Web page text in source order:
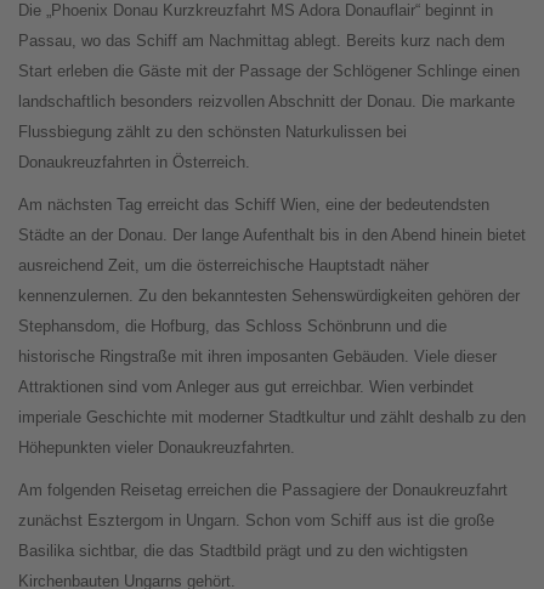
Die „Phoenix Donau Kurzkreuzfahrt MS Adora Donauflair“ beginnt in
Passau, wo das Schiff am Nachmittag ablegt. Bereits kurz nach dem
Start erleben die Gäste mit der Passage der Schlögener Schlinge einen
landschaftlich besonders reizvollen Abschnitt der Donau. Die markante
Flussbiegung zählt zu den schönsten Naturkulissen bei
Donaukreuzfahrten in Österreich.
Am nächsten Tag erreicht das Schiff Wien, eine der bedeutendsten
Städte an der Donau. Der lange Aufenthalt bis in den Abend hinein bietet
ausreichend Zeit, um die österreichische Hauptstadt näher
kennenzulernen. Zu den bekanntesten Sehenswürdigkeiten gehören der
Stephansdom, die Hofburg, das Schloss Schönbrunn und die
historische Ringstraße mit ihren imposanten Gebäuden. Viele dieser
Attraktionen sind vom Anleger aus gut erreichbar. Wien verbindet
imperiale Geschichte mit moderner Stadtkultur und zählt deshalb zu den
Höhepunkten vieler Donaukreuzfahrten.
Am folgenden Reisetag erreichen die Passagiere der Donaukreuzfahrt
zunächst Esztergom in Ungarn. Schon vom Schiff aus ist die große
Basilika sichtbar, die das Stadtbild prägt und zu den wichtigsten
Kirchenbauten Ungarns gehört.